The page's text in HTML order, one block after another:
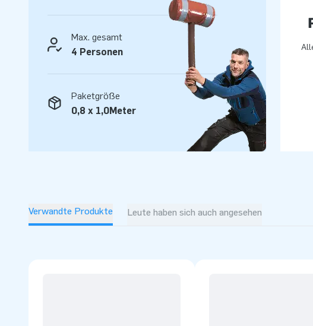
Max. gesamt
4 Personen
Paketgröße
0,8 x 1,0Meter
Verwandte Produkte Leute haben sich auch angesehen